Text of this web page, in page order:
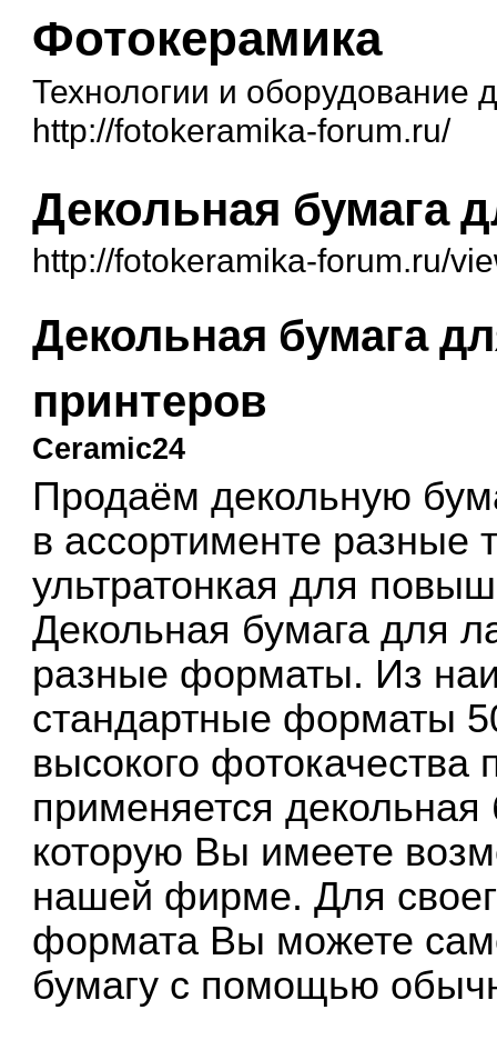
Фотокерамика
Технологии и оборудование
http://fotokeramika-forum.ru/
Декольная бумага
http://fotokeramika-forum.ru/
Декольная бумага
принтеров
Ceramic24
Продаём декольную
в ассортименте разные
ультратонкая для
Декольная бумага для
разные форматы. Из
стандартные форматы
высокого фотокачества
применяется декольная
которую Вы имеете
нашей фирме. Для
формата Вы можете
бумагу с помощью